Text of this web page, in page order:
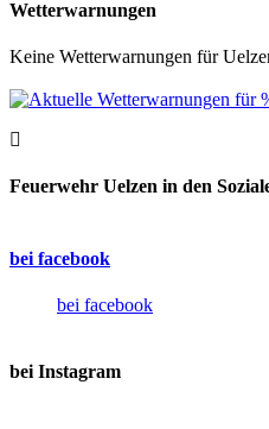
Wetterwarnungen
Keine Wetterwarnungen für
Feuerwehr Uelzen in den
bei facebook
bei facebook
bei Instagram